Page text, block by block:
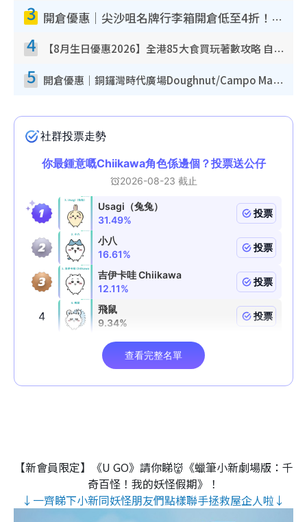
3 開倉優惠｜尖沙咀名牌行李箱開倉低至4折！一連5日 American Tourister/ace./Hallmark $200起！
4 【8月生日優惠2026】全港85大食買玩著數攻略 自助餐/火鍋放題同行免費＋誠品/DONKI送現金券
5 開倉優惠｜銅鑼灣時代廣場Doughnut/Campo Marzio開倉低至1折！背囊、書包、手袋劈價$200起
【新會員限定】《U GO》請你睇👹《蠟筆小新劇場版：千
奇百怪！我的妖怪假期》！
↓一齊睇下小新同妖怪朋友們點樣聯手拯救屋企人啦↓